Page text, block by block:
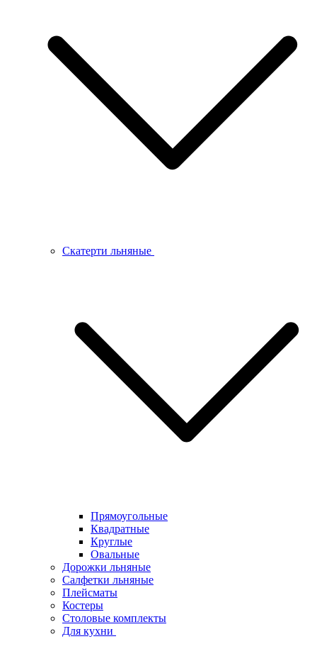
Скатерти льняные
Прямоугольные
Квадратные
Круглые
Овальные
Дорожки льняные
Салфетки льняные
Плейсматы
Костеры
Столовые комплекты
Для кухни